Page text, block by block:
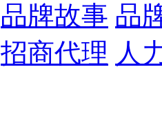
品牌故事 品
招商代理 人